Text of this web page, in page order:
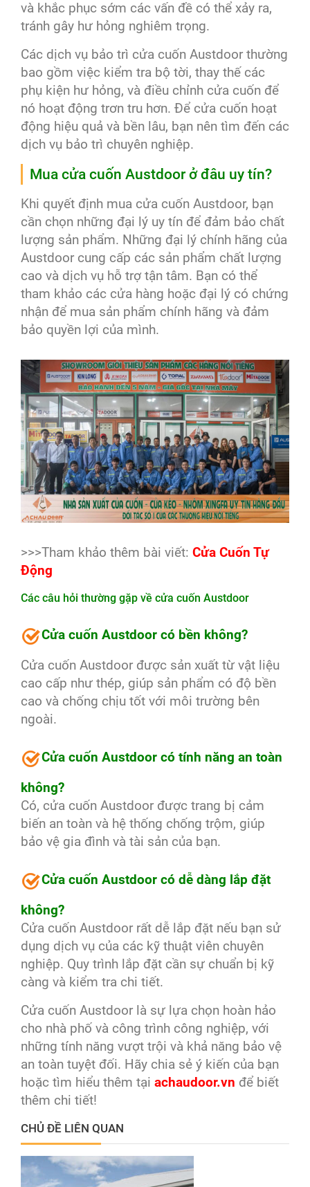
và khắc phục sớm các vấn đề có thể xảy ra,
tránh gây hư hỏng nghiêm trọng.
Các dịch vụ bảo trì cửa cuốn Austdoor thường
bao gồm việc kiểm tra bộ tời, thay thế các
phụ kiện hư hỏng, và điều chỉnh cửa cuốn để
nó hoạt động trơn tru hơn. Để cửa cuốn hoạt
động hiệu quả và bền lâu, bạn nên tìm đến các
dịch vụ bảo trì chuyên nghiệp.
Mua cửa cuốn Austdoor ở đâu uy tín?
Khi quyết định mua cửa cuốn Austdoor, bạn
cần chọn những đại lý uy tín để đảm bảo chất
lượng sản phẩm. Những đại lý chính hãng của
Austdoor cung cấp các sản phẩm chất lượng
cao và dịch vụ hỗ trợ tận tâm. Bạn có thể
tham khảo các cửa hàng hoặc đại lý có chứng
nhận để mua sản phẩm chính hãng và đảm
bảo quyền lợi của mình.
>>>Tham khảo thêm bài viết: Cửa Cuốn Tự
Động
Các câu hỏi thường gặp về cửa cuốn Austdoor
Cửa cuốn Austdoor có bền không?
Cửa cuốn Austdoor được sản xuất từ vật liệu
cao cấp như thép, giúp sản phẩm có độ bền
cao và chống chịu tốt với môi trường bên
ngoài.
Cửa cuốn Austdoor có tính năng an toàn
không?
Có, cửa cuốn Austdoor được trang bị cảm
biến an toàn và hệ thống chống trộm, giúp
bảo vệ gia đình và tài sản của bạn.
Cửa cuốn Austdoor có dễ dàng lắp đặt
không?
Cửa cuốn Austdoor rất dễ lắp đặt nếu bạn sử
dụng dịch vụ của các kỹ thuật viên chuyên
nghiệp. Quy trình lắp đặt cần sự chuẩn bị kỹ
càng và kiểm tra chi tiết.
Cửa cuốn Austdoor là sự lựa chọn hoàn hảo
cho nhà phố và công trình công nghiệp, với
những tính năng vượt trội và khả năng bảo vệ
an toàn tuyệt đối. Hãy chia sẻ ý kiến của bạn
hoặc tìm hiểu thêm tại achaudoor.vn để biết
thêm chi tiết!
CHỦ ĐỀ LIÊN QUAN